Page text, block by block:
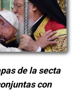
de la secta
con